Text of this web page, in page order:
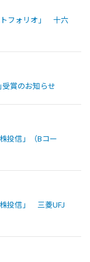
トフォリオ」 十六
賞のお知らせ
投信」（Bコー
株投信」 三菱UFJ